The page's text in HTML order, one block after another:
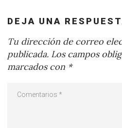
DEJA UNA
Tu dirección de correo
publicada. Los campos
marcados con *